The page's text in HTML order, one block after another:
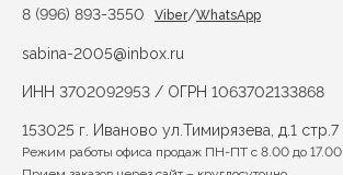
8 (996) 893-3550 Viber/WhatsApp
sabina-2005@inbox.ru
ИНН 3702092953 / ОГРН 1063702133868
153025 г. Иваново ул.Тимирязева, д.1 стр.7
Режим работы офиса продаж ПН-ПТ с 8.00 до 17.00